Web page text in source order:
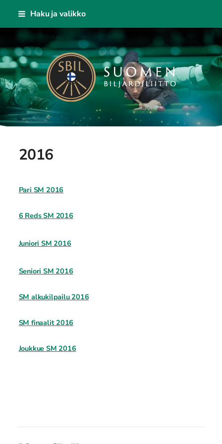
Siirry
sisältöön
Haku ja valikko
Suomen Biljardiliitto ry
2016
Pari SM 2016
6 Reds SM 2016
Juniori SM 2016
Seniori SM 2016
SM alkukilpailu 2016
SM finaalit 2016
Joukkue SM 2016